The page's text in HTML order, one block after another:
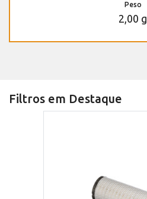
Peso
2,00 g
Filtros em Destaque